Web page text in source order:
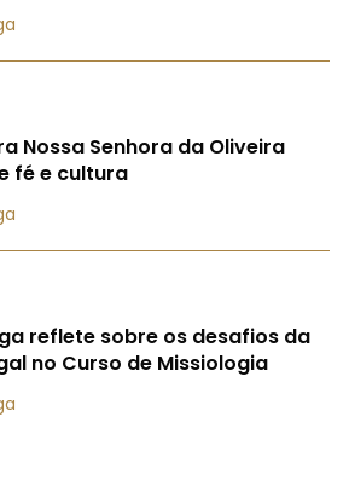
Nossa Senhora da Oliveira
fé e cultura
reflete sobre os desafios da
no Curso de Missiologia